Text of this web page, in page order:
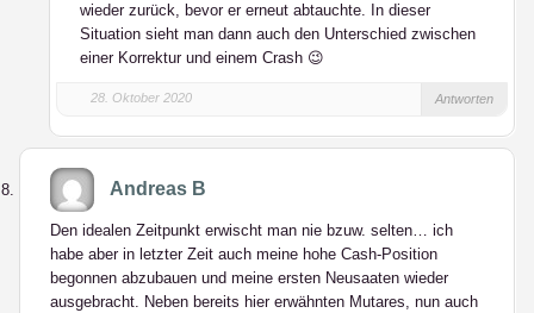
wieder zurück, bevor er erneut abtauchte. In dieser
Situation sieht man dann auch den Unterschied zwischen
einer Korrektur und einem Crash 😉
28. Oktober 2020 Antworten
Andreas B
Den idealen Zeitpunkt erwischt man nie bzuw. selten… ich
habe aber in letzter Zeit auch meine hohe Cash-Position
begonnen abzubauen und meine ersten Neusaaten wieder
ausgebracht. Neben bereits hier erwähnten Mutares, nun auch